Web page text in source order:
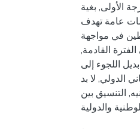
الأولى, بغية
عامة تهدف
في مواجهة
القادمة,
اللجوء إلى
الدولي, لا بد
التنسيق بين
والدولية.